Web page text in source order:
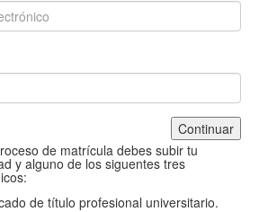
Continuar
de matrícula debes subir tu
y alguno de los siguentes tres
de título profesional universitario.